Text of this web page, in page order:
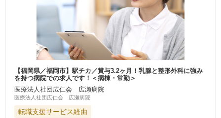
【福岡県／福岡市】駅チカ／賞与3.2ヶ月！乳腺と整形外科に強み
を持つ病院での求人です！＜病棟・常勤＞
医療法人社団広仁会 広瀬病院
医療法人社団広仁会 広瀬病院
転職支援サービス経由